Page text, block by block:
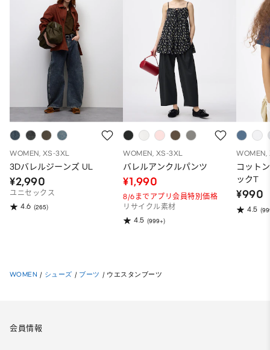
WOMEN, XS-3XL
3Dバレルジーンズ UL
¥2,990
ユニセックス
4.6 (265)
WOMEN, XS-3XL
バレルアンクルパンツ
¥1,990
8/6までアプリ会員特別価格
リサイクル素材
4.5 (999+)
WOMEN,
コット
ックT
¥990
4.5
WOMEN / シューズ / ブーツ / ウエスタンブーツ
会員情報